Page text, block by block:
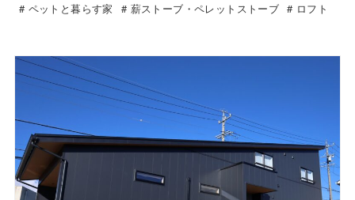
ペットと暮らす家
薪ストーブ・ペレットストーブ ロフト